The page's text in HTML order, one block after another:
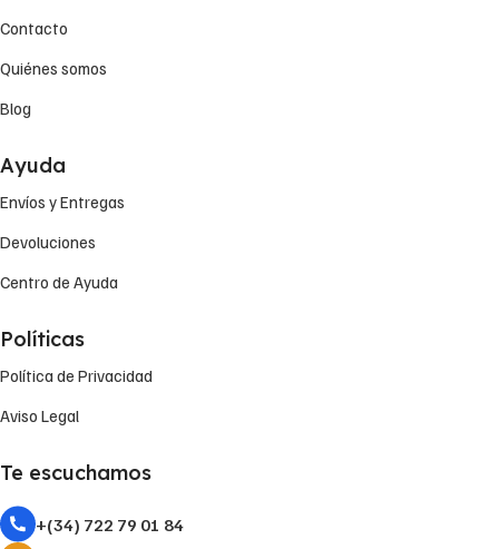
Contacto
Quiénes somos
Blog
Ayuda
Envíos y Entregas
Devoluciones
Centro de Ayuda
Políticas
Política de Privacidad
Aviso Legal
Te escuchamos
+(34) 722 79 01 84